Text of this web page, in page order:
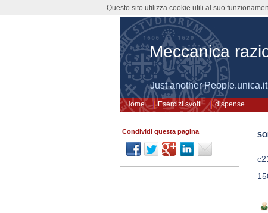
Meccanica
Just another
Home Esercizi svolti dispense
Condividi questa pagina
Questo sito utilizza cookie utili al suo